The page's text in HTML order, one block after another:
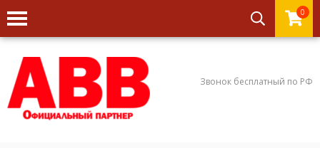
0
Звонок бесплатный по РФ